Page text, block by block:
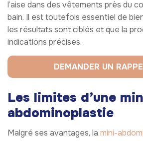
l’aise dans des vêtements près du
bain. Il est toutefois essentiel de
les résultats sont ciblés et que la
indications précises.
DEMANDER UN
Les limites d’une
abdominoplastie
Malgré ses avantages, la mini-